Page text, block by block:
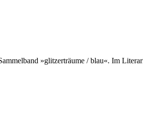
»glitzerträume / blau«. Im